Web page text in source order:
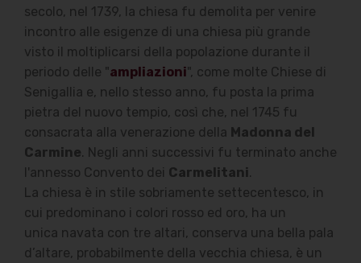
secolo, nel 1739, la chiesa fu demolita per venire
incontro alle esigenze di una chiesa più grande
visto il moltiplicarsi della popolazione durante il
periodo delle "ampliazioni", come molte Chiese di
Senigallia e, nello stesso anno, fu posta la prima
pietra del nuovo tempio, così che, nel 1745 fu
consacrata alla venerazione della Madonna del
Carmine. Negli anni successivi fu terminato anche
l'annesso Convento dei Carmelitani.
La chiesa è in stile sobriamente settecentesco, in
cui predominano i colori rosso ed oro, ha un
unica navata con tre altari, conserva una bella pala
d’altare, probabilmente della vecchia chiesa, è un